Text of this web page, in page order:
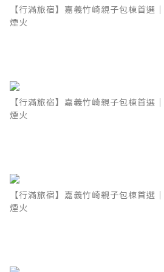
【行滿旅宿】嘉義竹崎親子包棟首選
煙火
【行滿旅宿】嘉義竹崎親子包棟首選
煙火
【行滿旅宿】嘉義竹崎親子包棟首選
煙火